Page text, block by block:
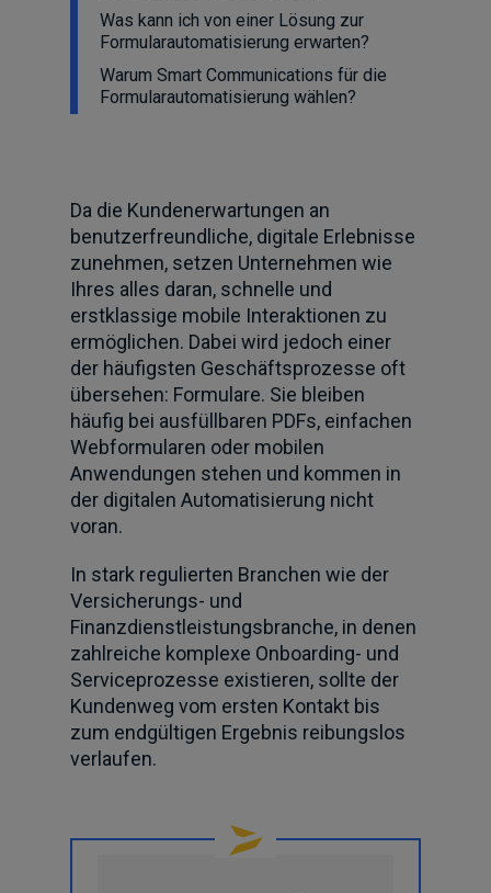
Was kann ich von einer Lösung zur
Formularautomatisierung erwarten?
Warum Smart Communications für die
Formularautomatisierung wählen?
Da die Kundenerwartungen an
benutzerfreundliche, digitale Erlebnisse
zunehmen, setzen Unternehmen wie
Ihres alles daran, schnelle und
erstklassige mobile Interaktionen zu
ermöglichen. Dabei wird jedoch einer
der häufigsten Geschäftsprozesse oft
übersehen: Formulare. Sie bleiben
häufig bei ausfüllbaren PDFs, einfachen
Webformularen oder mobilen
Anwendungen stehen und kommen in
der digitalen Automatisierung nicht
voran.
In stark regulierten Branchen wie der
Versicherungs- und
Finanzdienstleistungsbranche, in denen
zahlreiche komplexe Onboarding- und
Serviceprozesse existieren, sollte der
Kundenweg vom ersten Kontakt bis
zum endgültigen Ergebnis reibungslos
verlaufen.